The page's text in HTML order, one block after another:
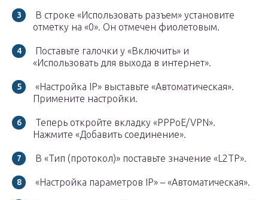
В строке «Использовать разъем» установите
отметку на «0». Он отмечен фиолетовым.
Поставьте галочки у «Включить» и
«Использовать для выхода в интернет».
«Настройка IP» выставьте «Автоматическая».
Примените настройки.
Теперь откройте вкладку «PPPoE/VPN».
Нажмите «Добавить соединение».
В «Тип (протокол)» поставьте значение «L2TP».
«Настройка параметров IP» – «Автоматическая».